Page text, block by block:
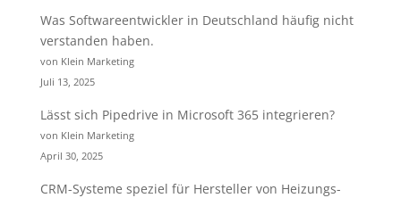
Was Softwareentwickler in Deutschland häufig nicht
verstanden haben.
von Klein Marketing
Juli 13, 2025
Lässt sich Pipedrive in Microsoft 365 integrieren?
von Klein Marketing
April 30, 2025
CRM-Systeme speziel für Hersteller von Heizungs-